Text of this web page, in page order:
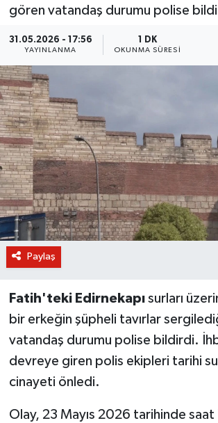
gören vatandaş durumu polise
31.05.2026 - 17:56
YAYINLANMA
1 DK
OKUNMA SÜRESI
Paylaş
Fatih'teki Edirnekapısurları
bir erkeğin şüpheli tavırlar
vatandaş durumu polise bildirdi.
devreye giren polis ekipleri tarihi
cinayeti önledi.
Olay, 23 Mayıs 2026 tarihinde
KÜLTÜR SANAT
SAĞLIK
BİLİM VE TEKNOLOJİ
OTOMOBİL
KURUMSAL
Haber Arşivi